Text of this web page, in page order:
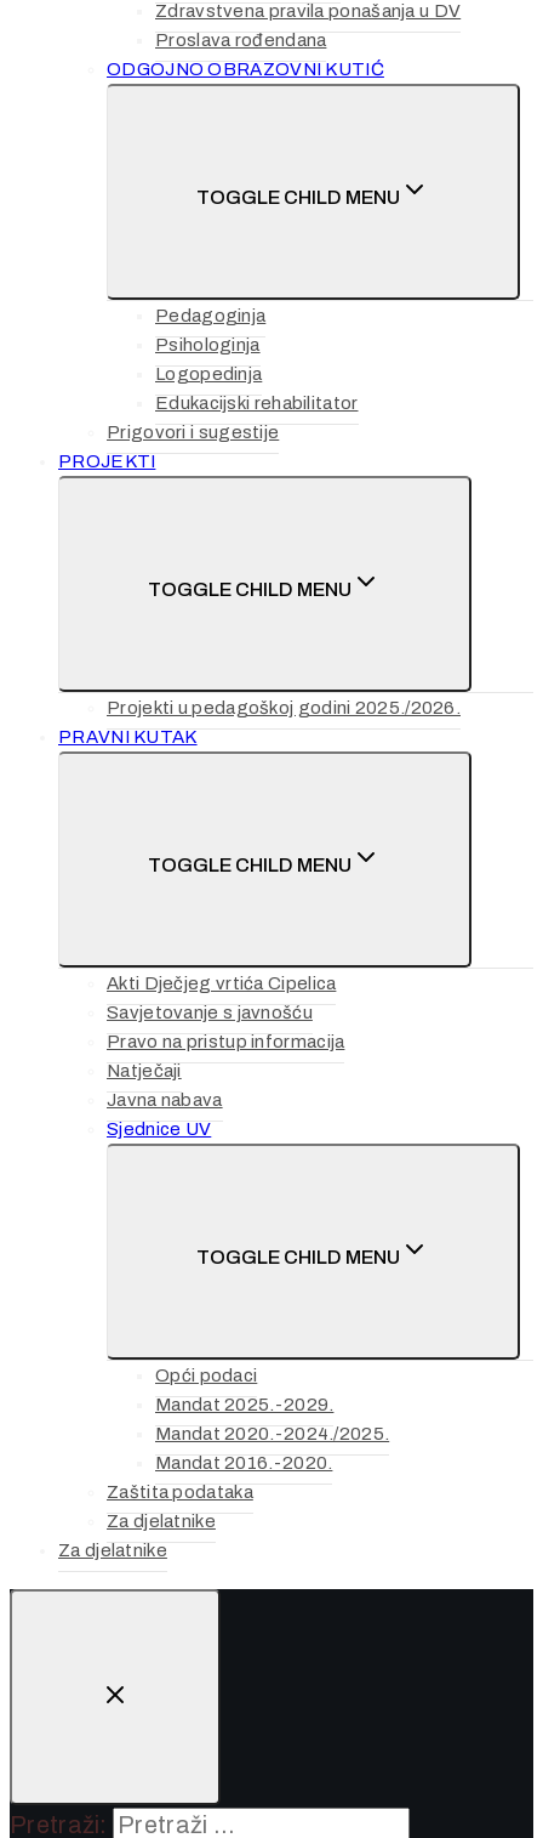
Zdravstvena pravila ponašanja u DV
Proslava rođendana
ODGOJNO OBRAZOVNI KUTIĆ
TOGGLE CHILD MENU
Pedagoginja
Psihologinja
Logopedinja
Edukacijski rehabilitator
Prigovori i sugestije
PROJEKTI
TOGGLE CHILD MENU
Projekti u pedagoškoj godini 2025./2026.
PRAVNI KUTAK
TOGGLE CHILD MENU
Akti Dječjeg vrtića Cipelica
Savjetovanje s javnošću
Pravo na pristup informacija
Natječaji
Javna nabava
Sjednice UV
TOGGLE CHILD MENU
Opći podaci
Mandat 2025.-2029.
Mandat 2020.-2024./2025.
Mandat 2016.-2020.
Zaštita podataka
Za djelatnike
Za djelatnike
Pretraži: